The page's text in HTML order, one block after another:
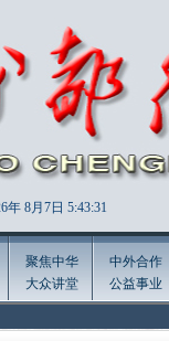
年 8月7日 5:43:33
聚焦中华
大众讲堂
中外合作
公益事业